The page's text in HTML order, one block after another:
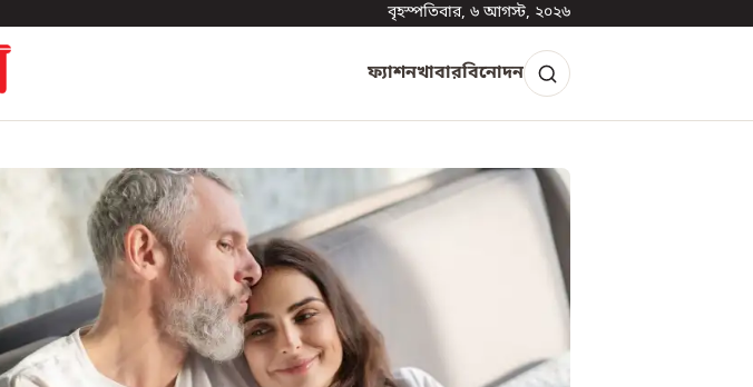
বৃহস্পতিবার, ৬ আগস্ট, ২০২৬
ফ্যাশনখাবারবিনোদন